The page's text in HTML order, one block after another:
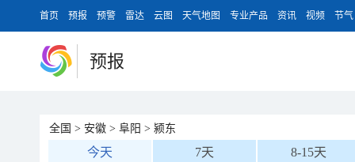
首页 预报 预警 雷达 云图 天气地图 专业产品 资讯 视频 节气
预报
全国 > 安徽 > 阜阳 > 颍东
今天 7天 8-15天